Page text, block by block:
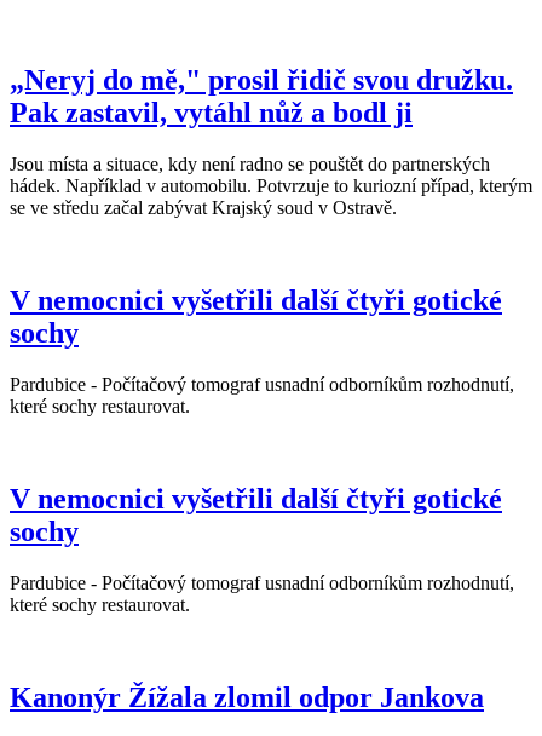
„Neryj do mě," prosil řidič svou družku.
Pak zastavil, vytáhl nůž a bodl ji
Jsou místa a situace, kdy není radno se pouštět do partnerských
hádek. Například v automobilu. Potvrzuje to kuriozní případ, kterým
se ve středu začal zabývat Krajský soud v Ostravě.
V nemocnici vyšetřili další čtyři gotické
sochy
Pardubice - Počítačový tomograf usnadní odborníkům rozhodnutí,
které sochy restaurovat.
V nemocnici vyšetřili další čtyři gotické
sochy
Pardubice - Počítačový tomograf usnadní odborníkům rozhodnutí,
které sochy restaurovat.
Kanonýr Žížala zlomil odpor Jankova